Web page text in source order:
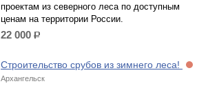
проектам из северного леса по доступным
ценам на территории России.
22 000 р.
Строительство срубов из зимнего леса!
Архангельск